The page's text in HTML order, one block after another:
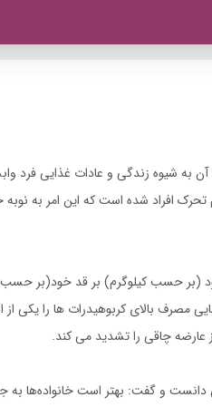
به شیوه زندگی و عادات غذایی فرد
افراد شده است که این امر به نوبه
مصرف بالای کربوهیدرات ها را یکی از
چاقی را تشدید می کند.
و گفت: بهتر است خانواده‌ها به